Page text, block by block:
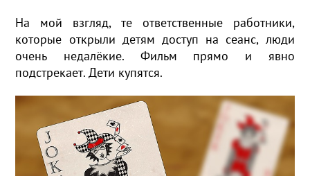
На мой взгляд, те ответственные работники,
которые открыли детям доступ на сеанс, люди
очень недалёкие. Фильм прямо и явно
подстрекает. Дети купятся.